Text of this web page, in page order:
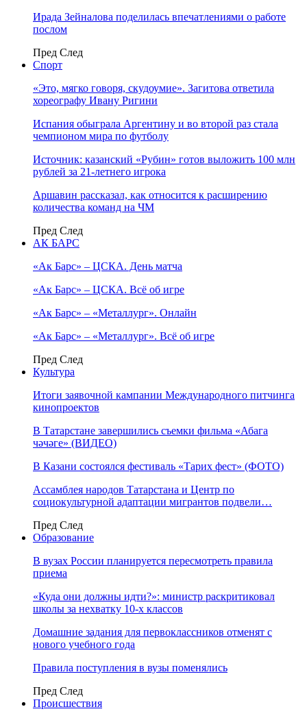
Ирада Зейналова поделилась впечатлениями о работе
послом
Пред След
Спорт
«Это, мягко говоря, скудоумие». Загитова ответила
хореографу Ивану Ригини
Испания обыграла Аргентину и во второй раз стала
чемпионом мира по футболу
Источник: казанский «Рубин» готов выложить 100 млн
рублей за 21-летнего игрока
Аршавин рассказал, как относится к расширению
количества команд на ЧМ
Пред След
АК БАРС
«Ак Барс» – ЦСКА. День матча
«Ак Барс» – ЦСКА. Всё об игре
«Ак Барс» – «Металлург». Онлайн
«Ак Барс» – «Металлург». Всё об игре
Пред След
Культура
Итоги заявочной кампании Международного питчинга
кинопроектов
В Татарстане завершились съемки фильма «Абага
чәчәге» (ВИДЕО)
В Казани состоялся фестиваль «Тарих фест» (ФОТО)
Ассамблея народов Татарстана и Центр по
социокультурной адаптации мигрантов подвели…
Пред След
Образование
В вузах России планируется пересмотреть правила
приема
«Куда они должны идти?»: министр раскритиковал
школы за нехватку 10-х классов
Домашние задания для первоклассников отменят с
нового учебного года
Правила поступления в вузы поменялись
Пред След
Происшествия